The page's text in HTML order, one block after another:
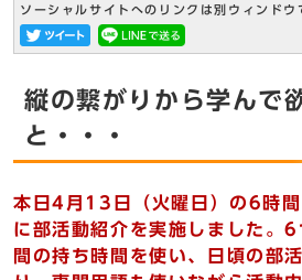
ソーシャルサイトへのリンクは別ウィンドウ
縦の繋がりから学んで
と・・・
本日4月13日（火曜日）の6時
に部活動紹介を実施しました。
間の持ち時間を使い、日頃の部